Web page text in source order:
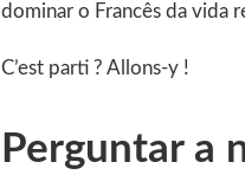
dominar o Francês da vida
C’est parti ? Allons-y !
Perguntar a